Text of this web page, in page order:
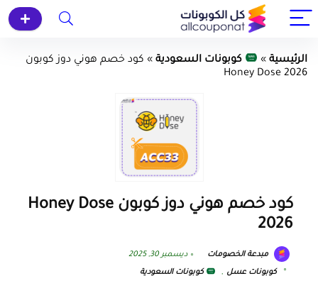
الرئيسية » كوبونات السعودية » كود خصم هوني دوز كوبون
Honey Dose 2026
كود خصم هوني دوز كوبون Honey Dose
2026
مبدعة الخصومات ديسمبر 30, 2025
كوبونات عسل , كوبونات السعودية